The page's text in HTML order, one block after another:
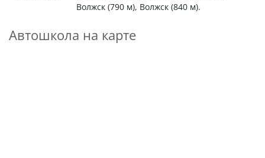
Волжск (790 м), Волжск (840 м).
Автошкола на карте